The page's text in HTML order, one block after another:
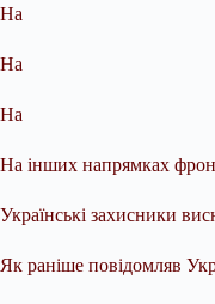
На
На
На
На інших напрямках
Українські захисники
Як раніше повідомляв